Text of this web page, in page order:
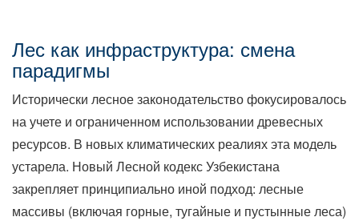
Лес как инфраструктура: смена
парадигмы
Исторически лесное законодательство фокусировалось
на учете и ограниченном использовании древесных
ресурсов. В новых климатических реалиях эта модель
устарела. Новый Лесной кодекс Узбекистана
закрепляет принципиально иной подход: лесные
массивы (включая горные, тугайные и пустынные леса)